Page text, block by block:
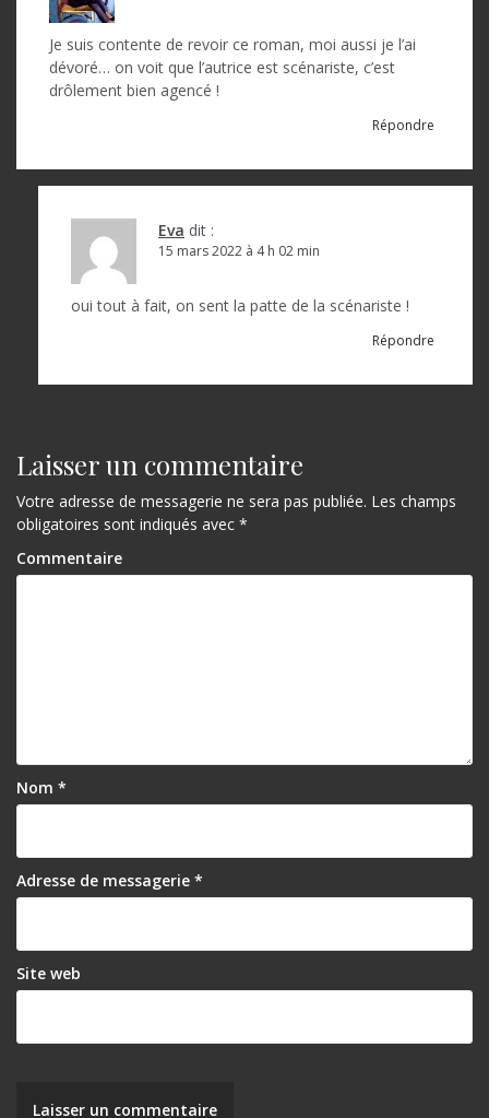
’
Je suis contente de revoir ce roman, moi aussi je l’ai
dévoré… on voit que l’autrice est scénariste, c’est
drôlement bien agencé !
Répondre
Eva dit :
15 mars 2022 à 4 h 02 min
oui tout à fait, on sent la patte de la scénariste !
Répondre
Laisser un commentaire
Votre adresse de messagerie ne sera pas publiée. Les champs
obligatoires sont indiqués avec *
Commentaire
Nom *
Adresse de messagerie *
Site web